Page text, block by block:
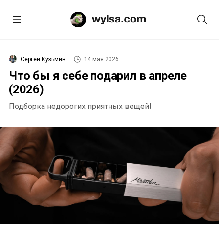
Сергей Кузьмин 14 мая 2026
Что бы я себе подарил в апреле
(2026)
Подборка недорогих приятных вещей!